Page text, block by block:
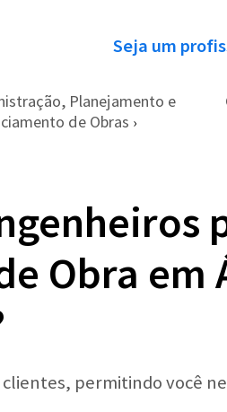
Seja um
Planejamento e
de Obras ›
Obra em
permitindo você